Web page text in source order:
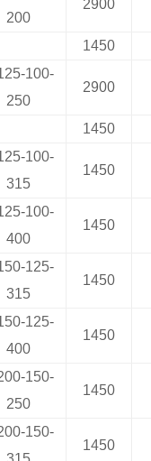
200
2900
1450
100-
250
2900
1450
100-
315
1450
100-
400
1450
125-
315
1450
125-
400
1450
150-
250
1450
150-
1450